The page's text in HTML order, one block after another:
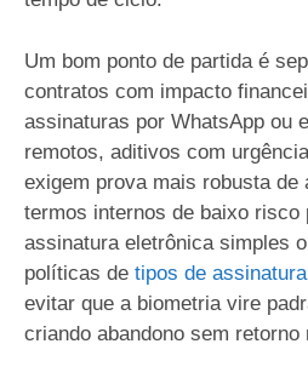
Um bom ponto de partida é
contratos com impacto
assinaturas por WhatsApp ou
remotos, aditivos com
exigem prova mais robusta de
termos internos de baixo risco
assinatura eletrônica simples
políticas de tipos de
evitar que a biometria vire
criando abandono sem retorno